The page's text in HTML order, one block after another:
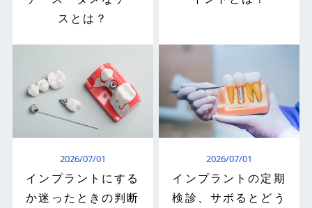
スとは？
2026/07/01
インプラントにする
か迷ったときの判断
2026/07/01
インプラントの定期
検診、サボるとどう